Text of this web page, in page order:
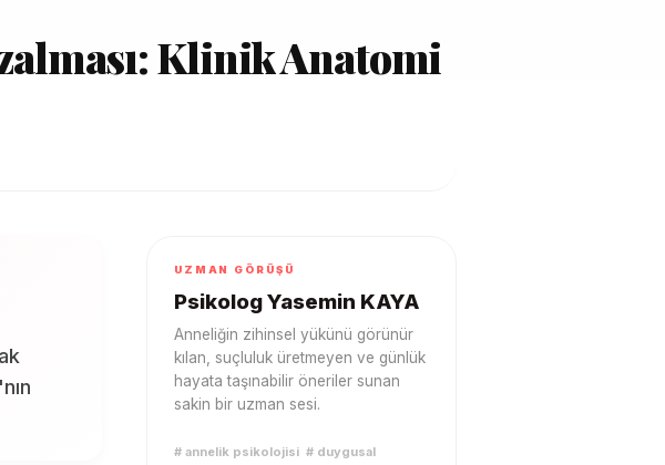
Klinik Anatomi
UZMAN GÖRÜŞÜ
Psikolog Yasemin KAYA
Anneliğin zihinsel yükünü görünür
kılan, suçluluk üretmeyen ve günlük
hayata taşınabilir öneriler sunan
sakin bir uzman sesi.
# annelik psikolojisi # duygusal